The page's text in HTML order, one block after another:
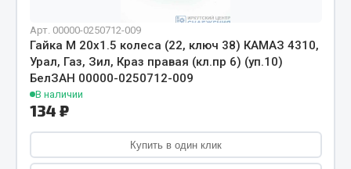
Показать ещё
Весь раздел
Цепи подъёмные
Арт. 00000-0250712-009
Гайка М 20х1.5 колеса (22, ключ 38) КАМАЗ 4310,
Урал, Газ, Зил, Краз правая (кл.пр 6) (уп.10)
БелЗАН 00000-0250712-009
В наличии
134 ₽
Купить в один клик